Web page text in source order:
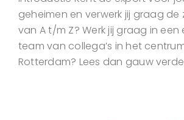
geheimen en verwerk jij graag de
van A t/m Z? Werk jij graag in
team van collega’s in het
Rotterdam? Lees dan gauw